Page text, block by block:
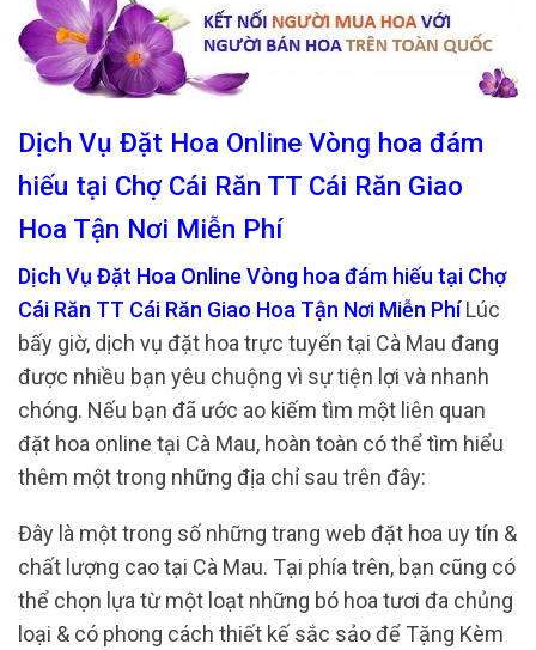
Dịch Vụ Đặt Hoa Online Vòng hoa đám
hiếu tại Chợ Cái Răn TT Cái Răn Giao
Hoa Tận Nơi Miễn Phí
Dịch Vụ Đặt Hoa Online Vòng hoa đám hiếu tại Chợ
Cái Răn TT Cái Răn Giao Hoa Tận Nơi Miễn PhíLúc
bấy giờ, dịch vụ đặt hoa trực tuyến tại Cà Mau đang
được nhiều bạn yêu chuộng vì sự tiện lợi và nhanh
chóng. Nếu bạn đã ước ao kiếm tìm một liên quan
đặt hoa online tại Cà Mau, hoàn toàn có thể tìm hiểu
thêm một trong những địa chỉ sau trên đây:
Đây là một trong số những trang web đặt hoa uy tín &
chất lượng cao tại Cà Mau. Tại phía trên, bạn cũng có
thể chọn lựa từ một loạt những bó hoa tươi đa chủng
loại & có phong cách thiết kế sắc sảo để Tặng Kèm